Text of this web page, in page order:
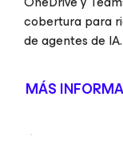
cobertura para
de agentes de IA.
MÁS